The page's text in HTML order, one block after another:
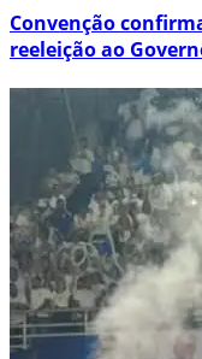
Convenção
reeleição ao